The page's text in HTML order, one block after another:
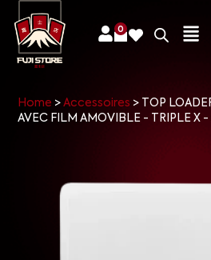
0
Home >Accessoires >
TOP
AVEC FILM AMOVIBLE - TRIPLE X -